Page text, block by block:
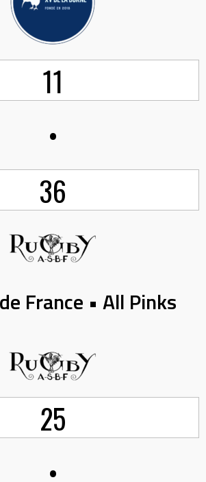
11
•
36
France • All Pinks
25
•